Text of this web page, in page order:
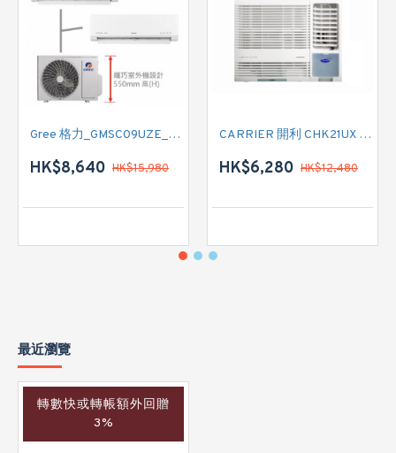
Gree 格力_GMSC09UZE_GMSC12UZE_GMSC18UZC_R32 掛牆變頻式1拖2分體冷氣機 (淨冷型)
HK$8,640 HK$15,980
CARRIER 開利 CHK21UX 二匹半 變頻淨冷窗口式冷氣機 (附遙控)
HK$6,280 HK$12,480
最近瀏覽
轉數快或轉帳額外回贈
3%